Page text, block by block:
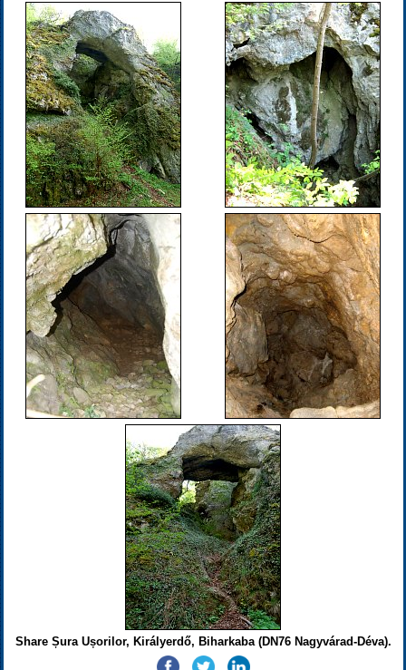
Share Șura Ușorilor, Királyerdő, Biharkaba (DN76 Nagyvárad-Déva).